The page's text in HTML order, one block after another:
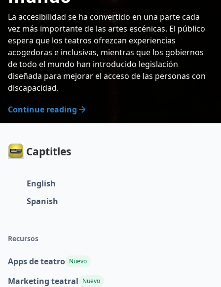
La accesibilidad se ha convertido en una parte cada
vez más importante de las artes escénicas. El público
espera que los teatros ofrezcan experiencias
acogedoras e inclusivas, mientras que los gobiernos
de todo el mundo han introducido legislación
diseñada para mejorar el acceso de las personas con
discapacidad.
Continue reading
Captitles
English
Spanish
Recursos
Apps de teatro Nuevo
Marketing teatral Nuevo